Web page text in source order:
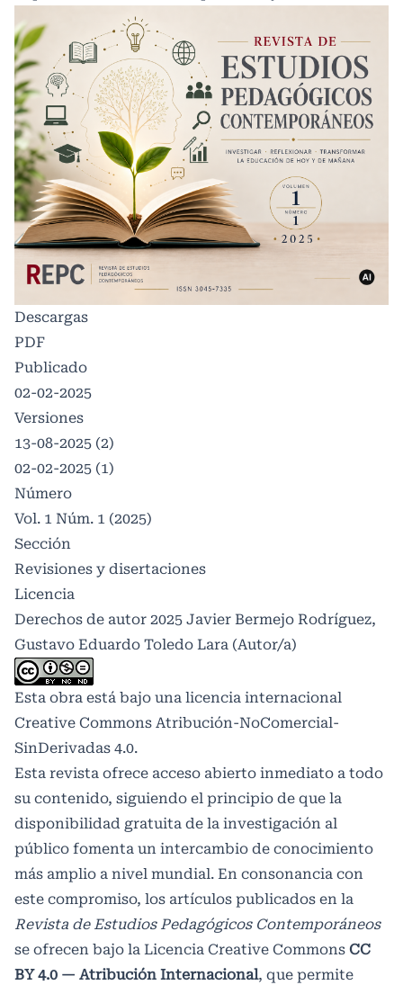
Descargas
PDF
Publicado
02-02-2025
Versiones
13-08-2025 (2)
02-02-2025 (1)
Número
Vol. 1 Núm. 1 (2025)
Sección
Revisiones y disertaciones
Licencia
Derechos de autor 2025 Javier Bermejo Rodríguez,
Gustavo Eduardo Toledo Lara (Autor/a)
Esta obra está bajo una licencia internacional
Creative Commons Atribución-NoComercial-
SinDerivadas 4.0.
Esta revista ofrece acceso abierto inmediato a todo
su contenido, siguiendo el principio de que la
disponibilidad gratuita de la investigación al
público fomenta un intercambio de conocimiento
más amplio a nivel mundial. En consonancia con
este compromiso, los artículos publicados en la
Revista de Estudios Pedagógicos Contemporáneos
se ofrecen bajo la Licencia Creative Commons CC
BY 4.0 — Atribución Internacional, que permite